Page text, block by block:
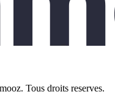
Tous droits reserves.